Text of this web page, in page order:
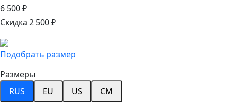
6 500 ₽
Скидка 2 500 ₽
Подобрать размер
Размеры
RUS
EU US CM